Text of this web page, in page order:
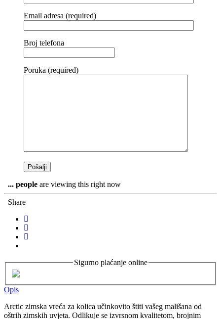
Email adresa (required)
Broj telefona
Poruka (required)
... people are viewing this right now
Share
Sigurno plaćanje online
Opis
Arctic zimska vreća za kolica učinkovito štiti vašeg mališana od
oštrih zimskih uvjeta. Odlikuje se izvrsnom kvalitetom, brojnim